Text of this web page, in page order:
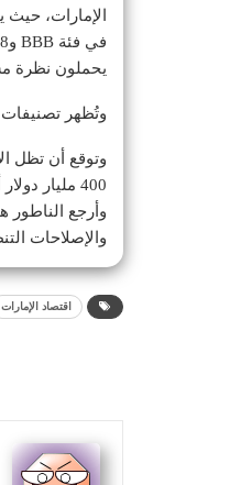
يحملون نظرة
وتُظهر
400 مليار دولار أمريكي خلال السنوات القليلة المقبلة.
وأرجع الناطور
والإصلاحات
اقتصاد الإمارات